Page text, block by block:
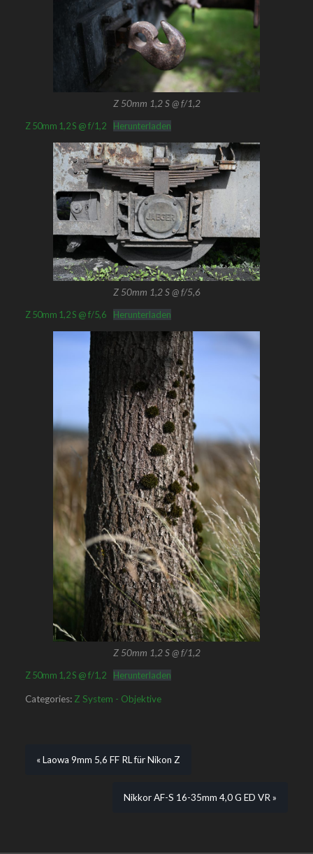
Z 50mm 1,2 S @ f/1,2
Z 50mm 1,2 S @ f/1,2 Herunterladen
Z 50mm 1,2 S @ f/5,6
Z 50mm 1,2 S @ f/5,6 Herunterladen
Z 50mm 1,2 S @ f/1,2
Z 50mm 1,2 S @ f/1,2 Herunterladen
Categories: Z System - Objektive
« Laowa 9mm 5,6 FF RL für Nikon Z
Nikkor AF-S 16-35mm 4,0 G ED VR »